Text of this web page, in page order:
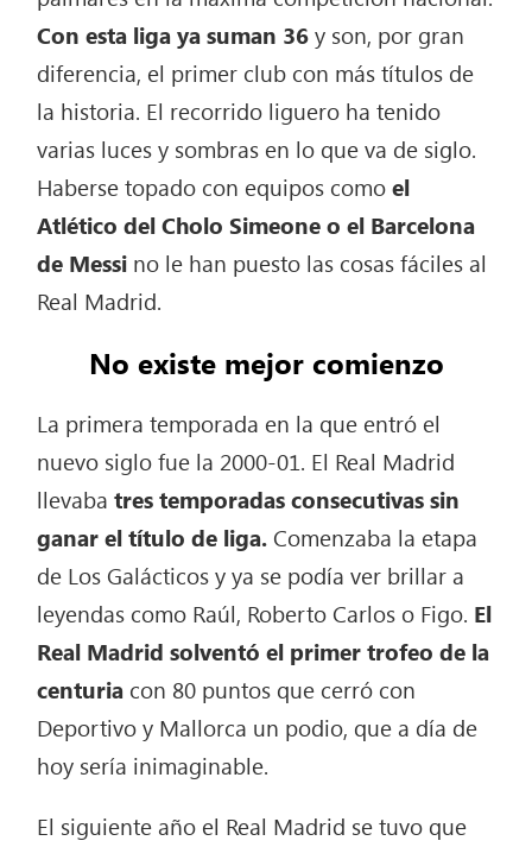
Con esta liga ya suman 36y son, por gran
diferencia, el primer club con más títulos de
la historia. El recorrido liguero ha tenido
varias luces y sombras en lo que va de siglo.
Haberse topado con equipos comoel
Atlético del Cholo Simeone o el Barcelona
de Messi no le han puesto las cosas fáciles al
Real Madrid.
No existe mejor comienzo
La primera temporada en la que entró el
nuevo siglo fue la 2000-01. El Real Madrid
llevaba tres temporadas consecutivas sin
ganar el título de liga. Comenzaba la etapa
de Los Galácticos y ya se podía ver brillar a
leyendas como Raúl, Roberto Carlos o Figo. El
Real Madrid solventó el primer trofeo de la
centuria con 80 puntos que cerró con
Deportivo y Mallorca un podio, que a día de
hoy sería inimaginable.
El siguiente año el Real Madrid se tuvo que